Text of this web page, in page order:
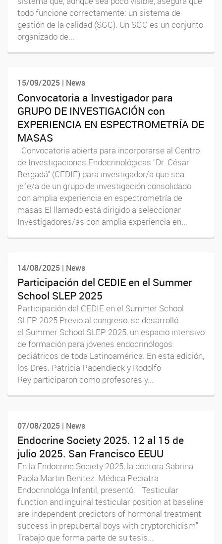
todo funcione correctamente: un sistema de
gestión de la calidad (SGC). Un SGC es un conjunto
organizado de...
15/09/2025 | News
Convocatoria a Investigador para
GRUPO DE INVESTIGACIÓN con
EXPERIENCIA EN ESPECTROMETRÍA DE
MASAS
Convocatoria abierta para incorporarse al Centro
de Investigaciones Endocrinológicas "Dr. César
Bergadá" (CEDIE) para investigador/a que sea
jefe/a de un grupo de investigación consolidado
con amplia experiencia en espectrometría de
masas El llamado está dirigido a seleccionar
Investigadores/as con amplia experiencia en...
14/08/2025 | News
Participación del CEDIE en el Summer
School SLEP 2025
Participación del CEDIE en el Summer School
SLEP 2025 Previo al congreso, se desarrolló
el Summer School SLEP 2025, un espacio intensivo
de formación para jóvenes endocrinólogos
pediátricos de toda Latinoamérica. En esta edición,
los Dres. Patricia Papendieck y Rodolfo
Rey participaron como profesores y...
07/08/2025 | News
Endocrine Society 2025. 12 al 15 de
julio 2025. San Francisco EEUU
En la Endocrine Society 2025, la doctora Sabrina
Paola Martin Benitez. Médica Pediatra
Endocrinológa Infantil, presentó: " Testicular
function and inguinal testicular position at baseline
are independent predictors of hormonal treatment
success in prepubertal boys with cryptorchidism"
Trabajo que forma parte de su tesis...